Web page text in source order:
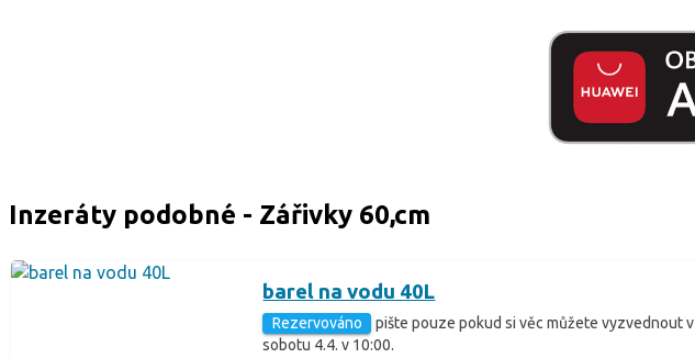
Inzeráty podobné - Zářivky 60,cm
barel na vodu 40L
Rezervováno
pište pouze pokud si věc můžete vyzvednout v
sobotu 4.4. v 10:00.